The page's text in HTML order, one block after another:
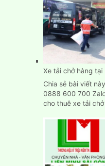
Xưởng
Trọn
Gói
Giá
Rẻ
TpHCM
Xe tải chở hàng
Chia sẻ bài viết
0888 600 700
cho thuê xe tải